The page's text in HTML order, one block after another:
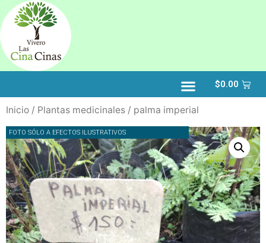
$0.00
Inicio / Plantas medicinales / palma imperial
FOTO SÓLO A EFECTOS ILUSTRATIVOS